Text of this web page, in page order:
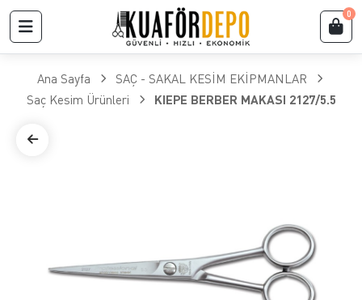
0
Ana Sayfa
SAÇ - SAKAL KESİM EKİPMANLAR
Saç Kesim Ürünleri
KIEPE BERBER MAKASI 2127/5.5